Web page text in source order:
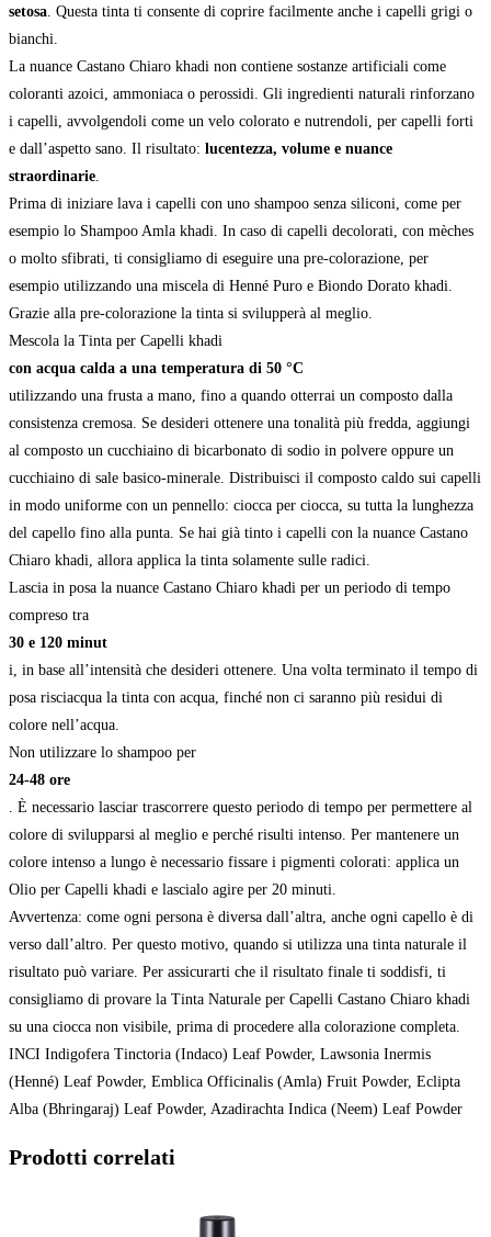
setosa. Questa tinta ti consente di coprire facilmente anche i capelli grigi o
bianchi.
La nuance Castano Chiaro khadi non contiene sostanze artificiali come
coloranti azoici, ammoniaca o perossidi. Gli ingredienti naturali rinforzano
i capelli, avvolgendoli come un velo colorato e nutrendoli, per capelli forti
e dall’aspetto sano. Il risultato: lucentezza, volume e nuance
straordinarie.
Prima di iniziare lava i capelli con uno shampoo senza siliconi, come per
esempio lo Shampoo Amla khadi. In caso di capelli decolorati, con mèches
o molto sfibrati, ti consigliamo di eseguire una pre-colorazione, per
esempio utilizzando una miscela di Henné Puro e Biondo Dorato khadi.
Grazie alla pre-colorazione la tinta si svilupperà al meglio.
Mescola la Tinta per Capelli khadi
con acqua calda a una temperatura di 50 °C
utilizzando una frusta a mano, fino a quando otterrai un composto dalla
consistenza cremosa. Se desideri ottenere una tonalità più fredda, aggiungi
al composto un cucchiaino di bicarbonato di sodio in polvere oppure un
cucchiaino di sale basico-minerale. Distribuisci il composto caldo sui capelli
in modo uniforme con un pennello: ciocca per ciocca, su tutta la lunghezza
del capello fino alla punta. Se hai già tinto i capelli con la nuance Castano
Chiaro khadi, allora applica la tinta solamente sulle radici.
Lascia in posa la nuance Castano Chiaro khadi per un periodo di tempo
compreso tra
30 e 120 minut
i, in base all’intensità che desideri ottenere. Una volta terminato il tempo di
posa risciacqua la tinta con acqua, finché non ci saranno più residui di
colore nell’acqua.
Non utilizzare lo shampoo per
24-48 ore
. È necessario lasciar trascorrere questo periodo di tempo per permettere al
colore di svilupparsi al meglio e perché risulti intenso. Per mantenere un
colore intenso a lungo è necessario fissare i pigmenti colorati: applica un
Olio per Capelli khadi e lascialo agire per 20 minuti.
Avvertenza: come ogni persona è diversa dall’altra, anche ogni capello è di
verso dall’altro. Per questo motivo, quando si utilizza una tinta naturale il
risultato può variare. Per assicurarti che il risultato finale ti soddisfi, ti
consigliamo di provare la Tinta Naturale per Capelli Castano Chiaro khadi
su una ciocca non visibile, prima di procedere alla colorazione completa.
INCI Indigofera Tinctoria (Indaco) Leaf Powder, Lawsonia Inermis
(Henné) Leaf Powder, Emblica Officinalis (Amla) Fruit Powder, Eclipta
Alba (Bhringaraj) Leaf Powder, Azadirachta Indica (Neem) Leaf Powder
Prodotti correlati